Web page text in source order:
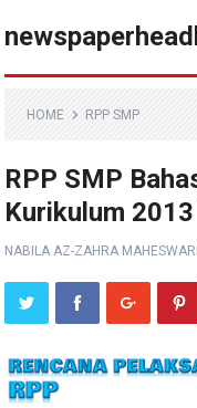
HOME RPP SMP
RPP SMP
Kurikulum
NABILA AZ-ZAHRA MAHESWARI